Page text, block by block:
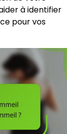
à identifier
pour vos